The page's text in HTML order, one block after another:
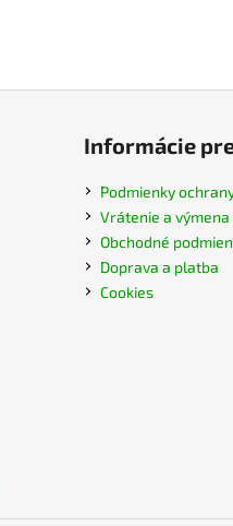
Informácie
Podmienky
Vrátenie a
Obchodné
Doprava a platba
Cookies